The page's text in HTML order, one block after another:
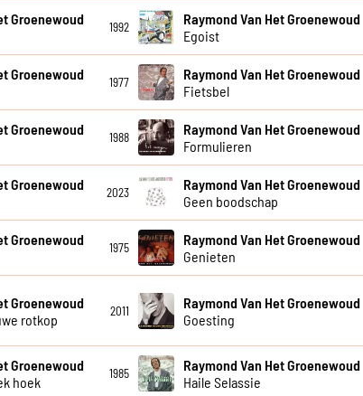
Groenewoud
1992
Raymond Van Het Groenewoud
Egoist
Groenewoud
1977
Raymond Van Het Groenewoud
Fietsbel
Groenewoud
1988
Raymond Van Het Groenewoud
Formulieren
Groenewoud
2023
Raymond Van Het Groenewoud
Geen boodschap
Groenewoud
1975
Raymond Van Het Groenewoud
Genieten
Groenewoud
rotkop
2011
Raymond Van Het Groenewoud
Goesting
Groenewoud
hoek
1985
Raymond Van Het Groenewoud
Haile Selassie